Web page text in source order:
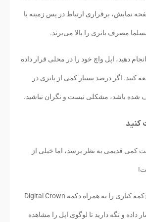
نمایش، برقراری ارتباط در پس زمینه یا
مصرف باتری را بالا می‌برند.
دهید، اپل واچ خود را در محلی قرار داده
کنید. اگر درصد بسیار کمی از باتری در
شده باشد، مشکلی نیست و نگران نباشید.
کمی قدیمی به نظر برسد، اما خیلی از
برای ریبوت اپل واچ، دکمه کناری را به همراه دکمه Digital Crown
و نگه دارید تا لوگوی اپل را مشاهده